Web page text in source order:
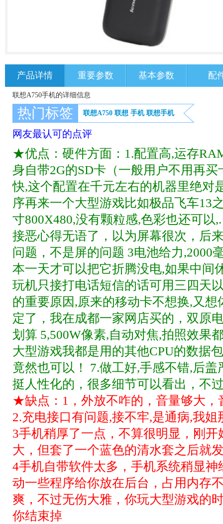
产品详情 重要参数 基本参数 配
联想A750手机的详细信息
热门标签 联想A750 联想 手机 联想手机
网友最认可的点评
★优点：硬件方面：1.配置高,运存
身自带2G的SD卡（一般用户不用再
快,这个配置在千元左右的机器里绝对
序再来一个大型游戏比如极品飞车13
寸800X480,没有颗粒感,色彩也还可以
接恶心得无语了，以为屏幕很次，后
问题，不是屏的问题 3电池给力,2000
本一天才可以把它折腾没电,如果中间
玩机只接打电话短信的话可用三四天
的重要原因,原来的移动卡不想换,又想
定了，我在成都一家网店买的，双原
划算 5,500W像素,自动对焦,拍照效果
大型游戏我都是用的其他CPU的数据
竟然也可以！ 7.做工好,手感不错,后
挺人性化的，很多细节可以看出，不
★缺点：1，外放不咋的，音量够大，
2.充电接口有问题,接不牢,是通病,我
3手机稍厚了一点，不算很明显，刚
大，但套了一个蓝色的清水套之后就
4手机自带软件太多，手机系统稍显
动一些程序给你放在后台，占用内存
爽，不过无伤大雅，你玩大型游戏的
你结束掉